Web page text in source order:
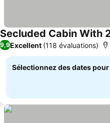
Secluded Cabin With
9,9Excellent (118 évaluations)
Sélectionnez des dates